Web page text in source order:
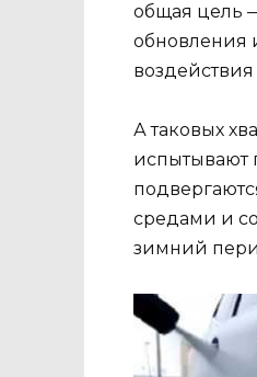
общая цель
обновления
А таковых
испытывают
средами и
зимний